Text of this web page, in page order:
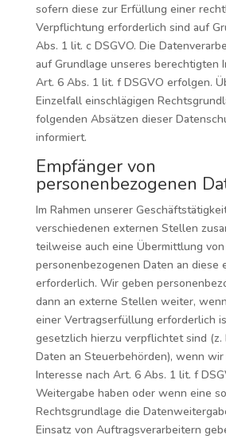
sofern diese zur Erfüllung einer
Verpflichtung erforderlich sind auf
Abs. 1 lit. c DSGVO. Die
auf Grundlage unseres berechtigten
Art. 6 Abs. 1 lit. f DSGVO erfolgen.
Einzelfall einschlägigen
folgenden Absätzen dieser
informiert.
Empfänger von
personenbezogenen
Im Rahmen unserer
verschiedenen externen Stellen
teilweise auch eine Übermittlung von
personenbezogenen Daten an diese
erforderlich. Wir geben
dann an externe Stellen weiter,
einer Vertragserfüllung erforderlich
gesetzlich hierzu verpflichtet sind (z.
Daten an Steuerbehörden), wenn
Interesse nach Art. 6 Abs. 1 lit. f
Weitergabe haben oder wenn eine
Rechtsgrundlage die
Einsatz von Auftragsverarbeitern